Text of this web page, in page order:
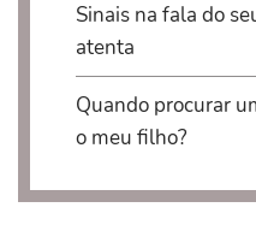
Sinais na fala do
atenta
Quando procurar
o meu filho?